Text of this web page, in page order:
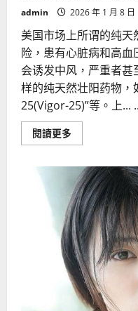
admin 2026 年 1 月 8 日
美国市场上所谓的纯天
险，患有心脏病和高血
会诱发中风，严重者
样的纯天然壮阳药物，
25(Vigor-25)”等。上...
閱讀更多
more
血
压
患
者
能
吃
壮
阳
药
物
吗